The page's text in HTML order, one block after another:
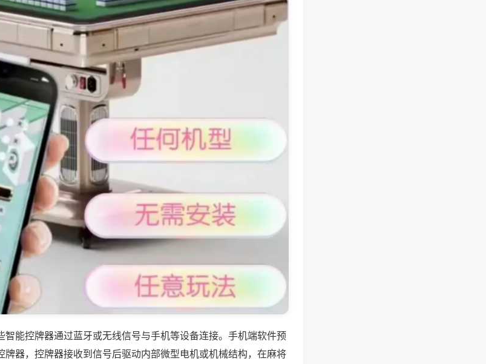
智能控牌器通过蓝牙或无线信号与手机等设备连接。手机端软件预
牌器，控牌器接收到信号后驱动内部微型电机或机械结构，在麻将